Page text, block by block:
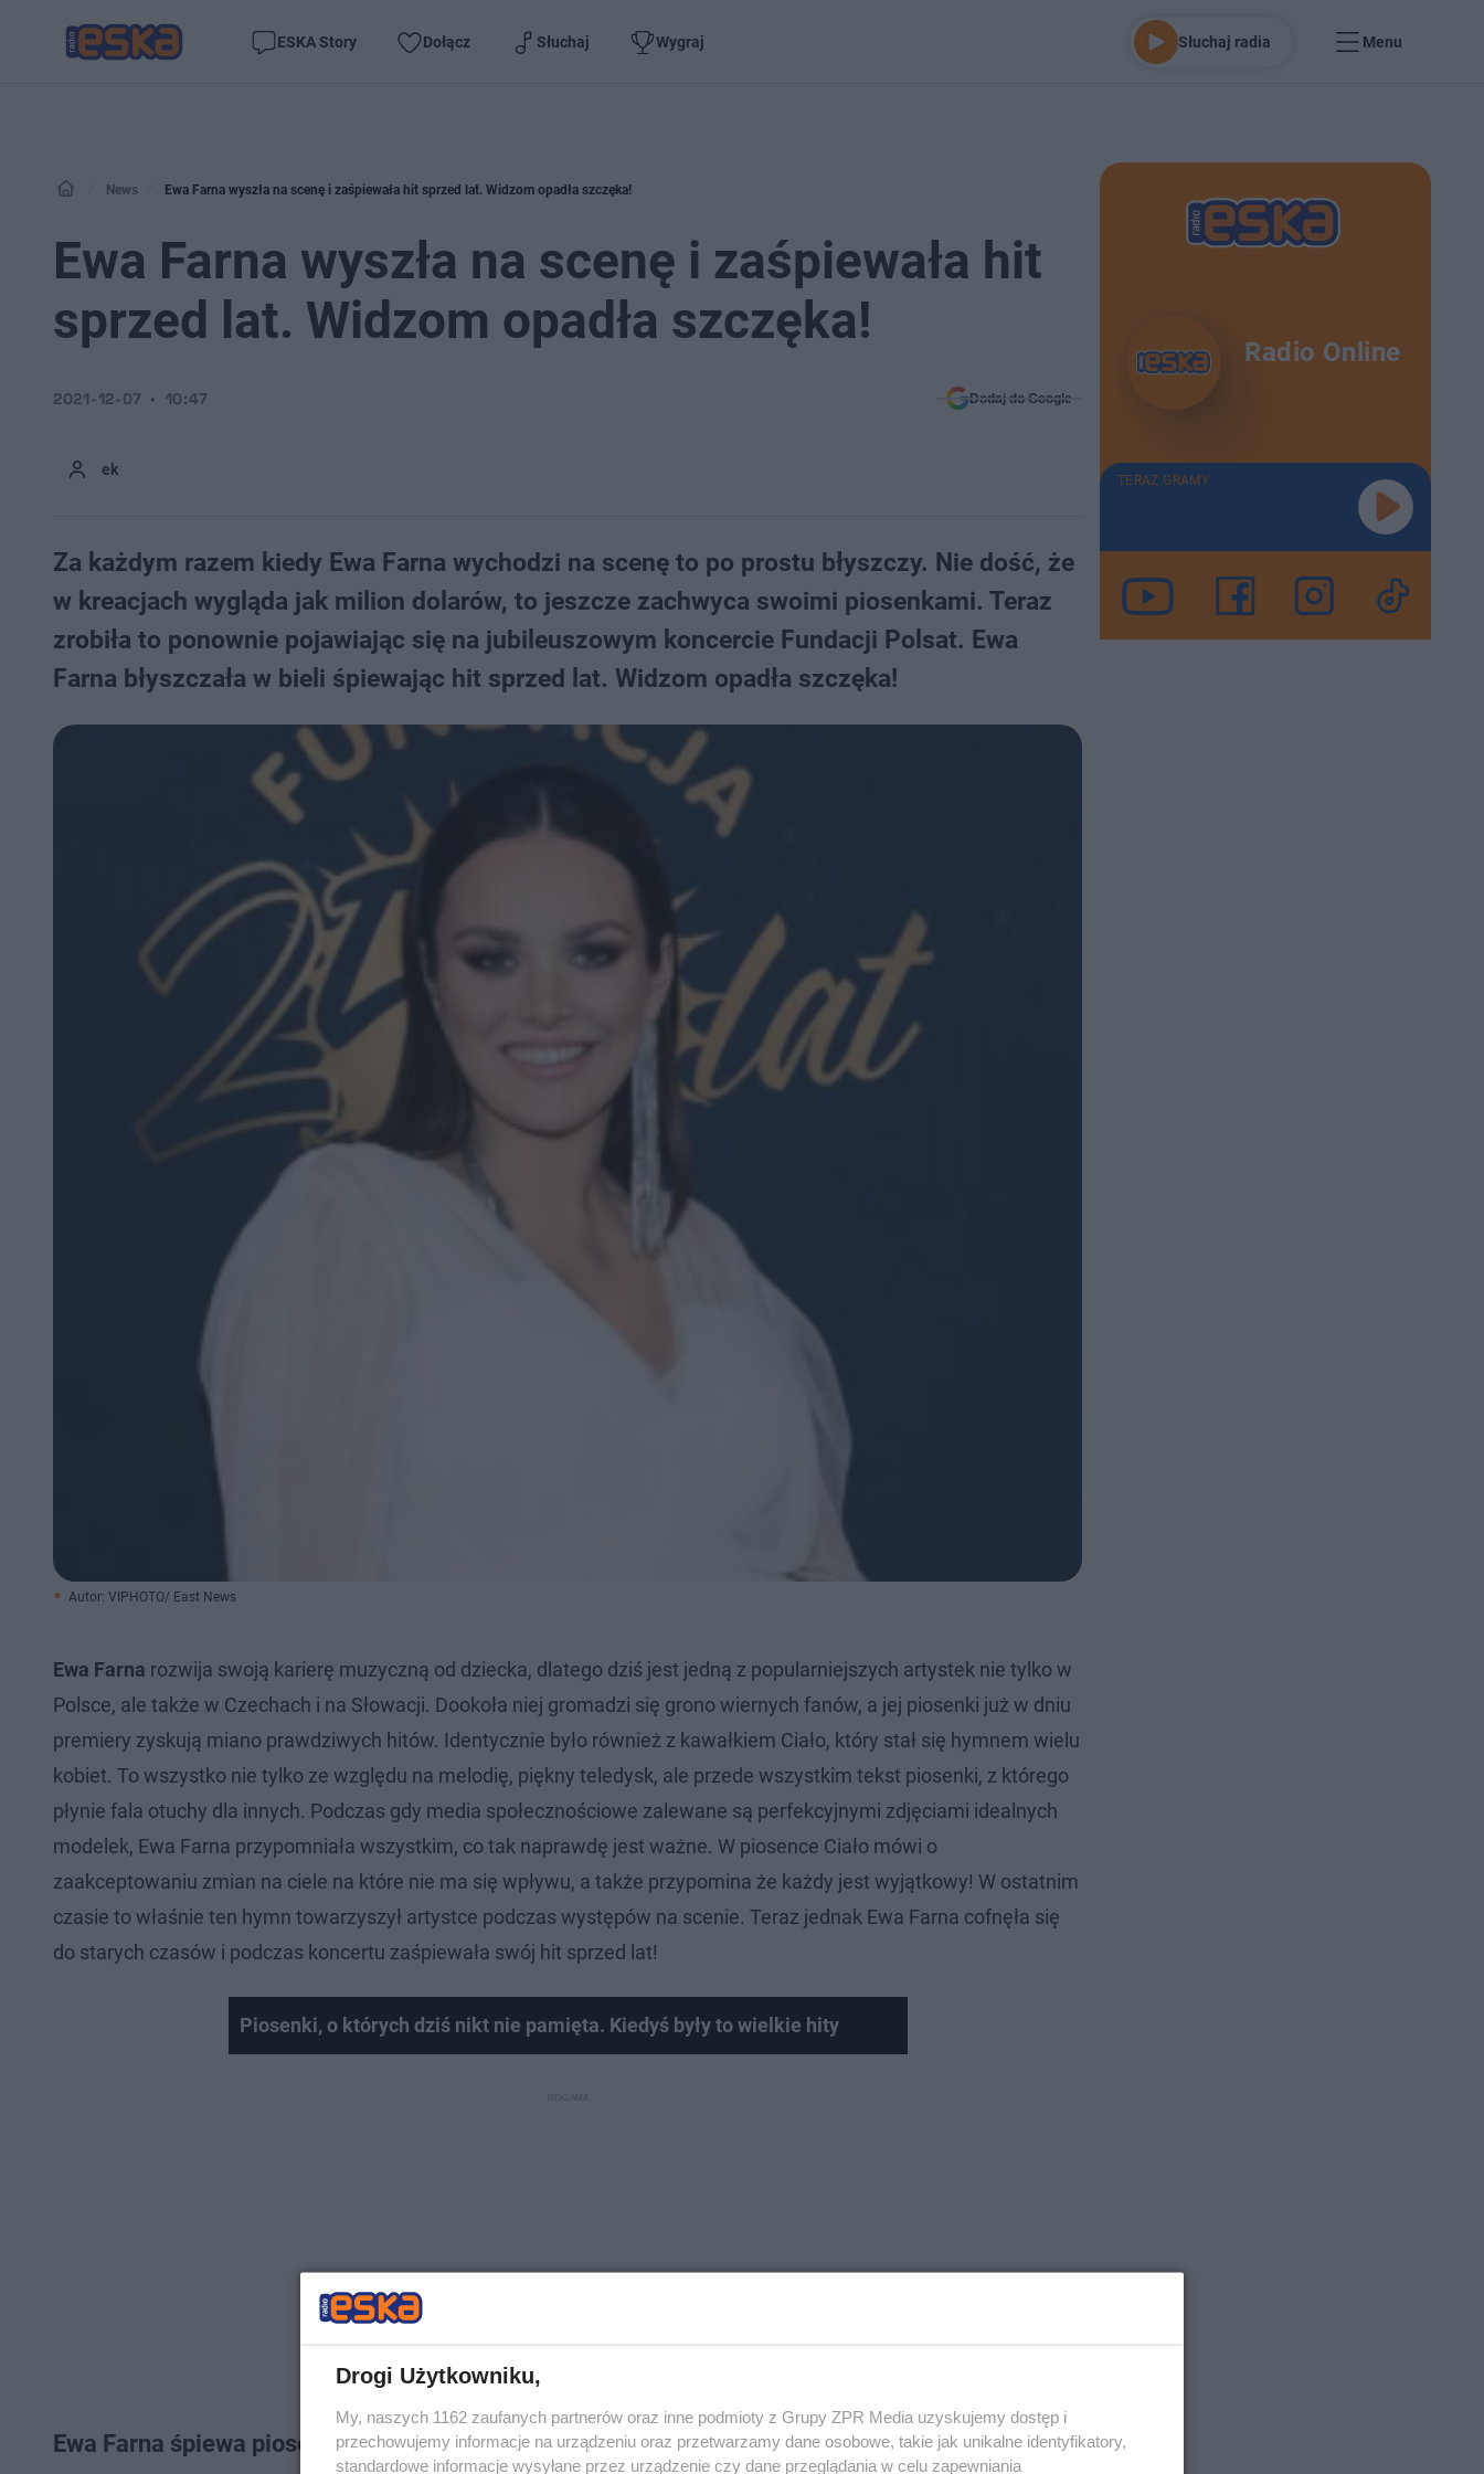
ESKA Story Dołącz Słuchaj Wygraj Słuchaj radia Menu
News Ewa Farna wyszła na scenę i zaśpiewała hit sprzed lat. Widzom opadła szczęka!
Ewa Farna wyszła na scenę i zaśpiewała hit
sprzed lat. Widzom opadła szczęka!
ek
2021-12-07 10:47 Dodaj do Google
Za każdym razem kiedy Ewa Farna wychodzi na scenę to po prostu błyszczy. Nie dość, że
w kreacjach wygląda jak milion dolarów, to jeszcze zachwyca swoimi piosenkami. Teraz
zrobiła to ponownie pojawiając się na jubileuszowym koncercie Fundacji Polsat. Ewa
Farna błyszczała w bieli śpiewając hit sprzed lat. Widzom opadła szczęka!
Autor: VIPHOTO/ East News
Ewa Farna rozwija swoją karierę muzyczną od dziecka, dlatego dziś jest jedną z popularniejszych artystek nie tylko w
Polsce, ale także w Czechach i na Słowacji. Dookoła niej gromadzi się grono wiernych fanów, a jej piosenki już w dniu
premiery zyskują miano prawdziwych hitów. Identycznie było również z kawałkiem Ciało, który stał się hymnem wielu
kobiet. To wszystko nie tylko ze względu na melodię, piękny teledysk, ale przede wszystkim tekst piosenki, z którego
płynie fala otuchy dla innych. Podczas gdy media społecznościowe zalewane są perfekcyjnymi zdjęciami idealnych
modelek, Ewa Farna przypomniała wszystkim, co tak naprawdę jest ważne. W piosence Ciało mówi o
zaakceptowaniu zmian na ciele na które nie ma się wpływu, a także przypomina że każdy jest wyjątkowy! W ostatnim
czasie to właśnie ten hymn towarzyszył artystce podczas występów na scenie. Teraz jednak Ewa Farna cofnęła się
do starych czasów i podczas koncertu zaśpiewała swój hit sprzed lat!
Piosenki, o których dziś nikt nie pamięta. Kiedyś były to wielkie hity
Ewa Farna śpiewa piosenkę sprzed lat
Radio Online
TERAZ GRAMY
Drogi Użytkowniku,
My, naszych 1162 zaufanych partnerów oraz inne podmioty z Grupy ZPR Media uzyskujemy dostęp i
przechowujemy informacje na urządzeniu oraz przetwarzamy dane osobowe, takie jak unikalne identyfikatory,
standardowe informacje wysyłane przez urządzenie czy dane przeglądania w celu zapewniania